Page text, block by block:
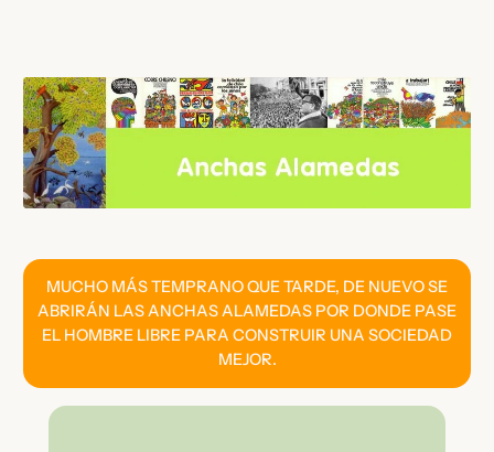
contenido
MUCHO MÁS TEMPRANO QUE TARDE, DE NUEVO SE
ABRIRÁN LAS ANCHAS ALAMEDAS POR DONDE PASE
EL HOMBRE LIBRE PARA CONSTRUIR UNA SOCIEDAD
MEJOR.